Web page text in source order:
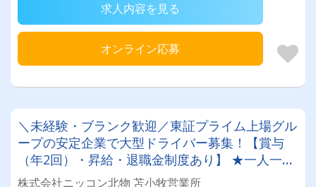
求人内容を見る
オンライン応募
＼未経験・ブランク歓迎／東証プライム上場グル
ープの安定企業で大型ドライバー募集！【賞与
（年2回）・昇給・退職金制度あり】 ★一人一台
の専属車両★無事故等で月給2万円UPのチャンス
株式会社ニッコン北物 苫小牧営業所